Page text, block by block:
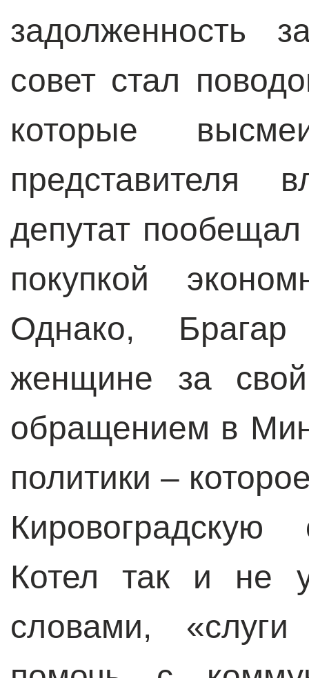
задолженность
совет стал
которые
представителя
депутат
покупкой
Однако,
женщине за
обращением в
политики –
Кировоградскую
Котел так и не
словами,